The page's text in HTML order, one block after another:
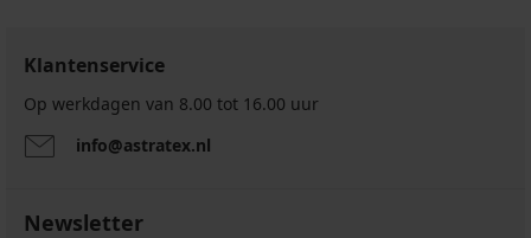
Klantenservice
Op werkdagen van 8.00 tot 16.00 uur
info@astratex.nl
Newsletter